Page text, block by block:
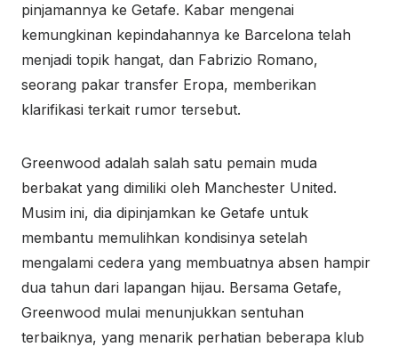
pinjamannya ke Getafe. Kabar mengenai
kemungkinan kepindahannya ke Barcelona telah
menjadi topik hangat, dan Fabrizio Romano,
seorang pakar transfer Eropa, memberikan
klarifikasi terkait rumor tersebut.
Greenwood adalah salah satu pemain muda
berbakat yang dimiliki oleh Manchester United.
Musim ini, dia dipinjamkan ke Getafe untuk
membantu memulihkan kondisinya setelah
mengalami cedera yang membuatnya absen hampir
dua tahun dari lapangan hijau. Bersama Getafe,
Greenwood mulai menunjukkan sentuhan
terbaiknya, yang menarik perhatian beberapa klub